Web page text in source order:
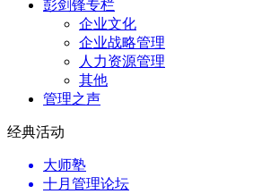
彭剑锋专栏
企业文化
企业战略管理
人力资源管理
其他
管理之声
经典活动
大师塾
十月管理论坛